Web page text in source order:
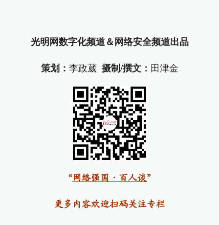
光明网数字化频道＆网络安全频道出品
策划： 李政葳 摄制/撰文： 田津金
“网络强国·百人谈”
更多内容欢迎扫码关注专栏